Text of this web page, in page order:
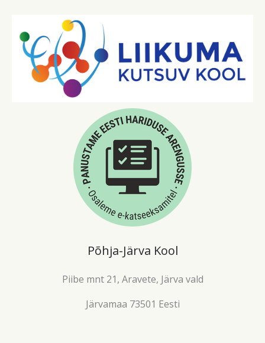
Põhja-Järva Kool​
Piibe mnt 21, Aravete, Järva vald
Järvamaa 73501 Eesti